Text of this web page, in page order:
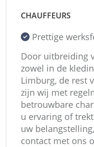
CHAUFFEURS
Prettige
Door uitbreiding
zowel in de
Limburg, de rest
zijn wij met
betrouwbare
u ervaring of
uw
contact met ons